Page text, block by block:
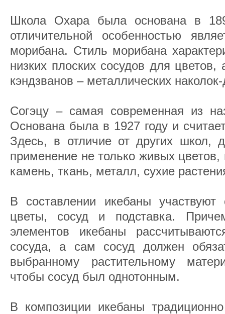
Школа Охара была основана в
отличительной особенностью
морибана. Стиль морибана
низких плоских сосудов для цветов,
кэндзванов – металлических
Согэцу – самая современная из
Основана была в 1927 году и
Здесь, в отличие от других школ,
применение не только живых цветов,
камень, ткань, металл, сухие
В составлении икебаны участвуют
цветы, сосуд и подставка.
элементов икебаны
сосуда, а сам сосуд должен
выбранному растительному
чтобы сосуд был однотонным.
В композиции икебаны